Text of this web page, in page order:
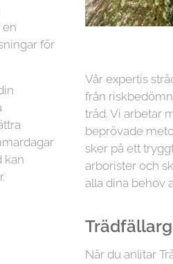
en
för
kan
Vår expertis
från
träd. Vi arbetar
beprövade
sker på ett
arborister och
alla dina behov
När du anlitar